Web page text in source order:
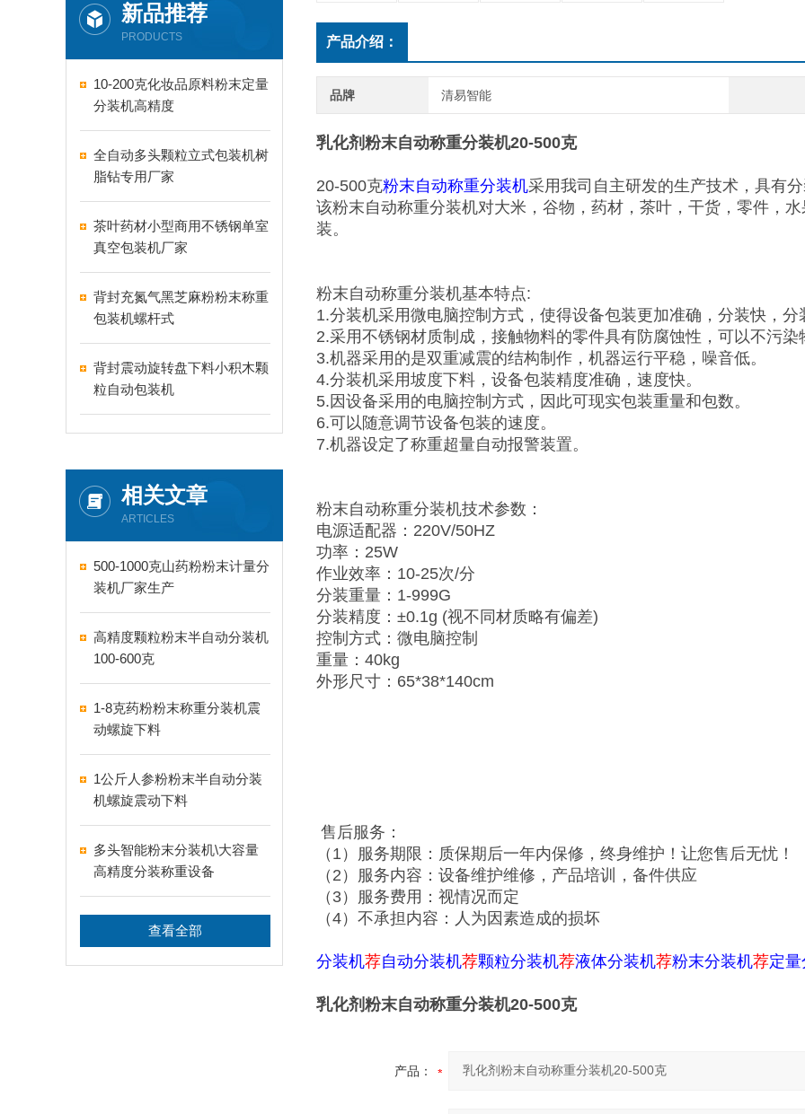
新品推荐
PRODUCTS
10-200克化妆品原料粉末定量
分装机高精度
全自动多头颗粒立式包装机树
脂钻专用厂家
茶叶药材小型商用不锈钢单室
真空包装机厂家
背封充氮气黑芝麻粉粉末称重
包装机螺杆式
背封震动旋转盘下料小积木颗
粒自动包装机
相关文章
ARTICLES
500-1000克山药粉粉末计量分
装机厂家生产
高精度颗粒粉末半自动分装机
100-600克
1-8克药粉粉末称重分装机震
动螺旋下料
1公斤人参粉粉末半自动分装
机螺旋震动下料
多头智能粉末分装机\大容量
高精度分装称重设备
查看全部
产品介绍：
品牌 清易智能
乳化剂粉末自动称重分装机20-500克
20-500克粉末自动称重分装机采用我司自主研发的生产技术，具有
该粉末自动称重分装机对大米，谷物，药材，茶叶，干货，零件，
装。
粉末自动称重分装机基本特点:
1.分装机采用微电脑控制方式，使得设备包装更加准确，分装快，分
2.采用不锈钢材质制成，接触物料的零件具有防腐蚀性，可以不污染
3.机器采用的是双重减震的结构制作，机器运行平稳，噪音低。
4.分装机采用坡度下料，设备包装精度准确，速度快。
5.因设备采用的电脑控制方式，因此可现实包装重量和包数。
6.可以随意调节设备包装的速度。
7.机器设定了称重超量自动报警装置。
粉末自动称重分装机技术参数：
电源适配器：220V/50HZ
功率：25W
作业效率：10-25次/分
分装重量：1-999G
分装精度：±0.1g (视不同材质略有偏差)
控制方式：微电脑控制
重量：40kg
外形尺寸：65*38*140cm
售后服务：
（1）服务期限：质保期后一年内保修，终身维护！让您售后无忧！
（2）服务内容：设备维护维修，产品培训，备件供应
（3）服务费用：视情况而定
（4）不承担内容：人为因素造成的损坏
分装机荐自动分装机荐颗粒分装机荐液体分装机荐粉末分装机荐定
乳化剂粉末自动称重分装机20-500克
产品：